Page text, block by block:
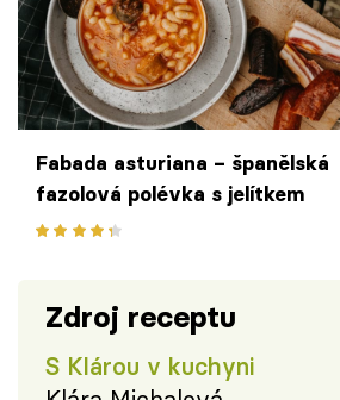
Fabada asturiana – španělská
fazolová polévka s jelítkem
Zdroj receptu
S Klárou v kuchyni